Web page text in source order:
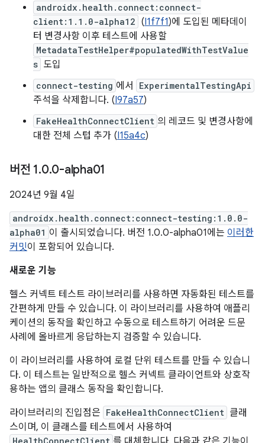
androidx.health.connect:connect-
client:1.1.0-alpha12 (I1f7f1)에 도입된 메타데이
터 변경사항 이후 테스트에 사용할
MetadataTestHelper#populatedWithTestValue
s 도입
connect-testing 에서 ExperimentalTestingApi
주석을 삭제합니다. (I97a57)
FakeHealthConnectClient 의 레코드 및 변경사항에
대한 전체 스텁 추가 (I15a4c)
버전 1.0.0-alpha01
2024년 9월 4일
androidx.health.connect:connect-testing:1.0.0-
alpha01 이 출시되었습니다. 버전 1.0.0-alpha01에는 이러한
커밋이 포함되어 있습니다.
새로운 기능
헬스 커넥트 테스트 라이브러리를 사용하면 자동화된 테스트를
간편하게 만들 수 있습니다. 이 라이브러리를 사용하여 애플리
케이션의 동작을 확인하고 수동으로 테스트하기 어려운 드문
사례에 올바르게 응답하는지 검증할 수 있습니다.
이 라이브러리를 사용하여 로컬 단위 테스트를 만들 수 있습니
다. 이 테스트는 일반적으로 헬스 커넥트 클라이언트와 상호작
용하는 앱의 클래스 동작을 확인합니다.
라이브러리의 진입점은 FakeHealthConnectClient 클래
스이며, 이 클래스를 테스트에서 사용하여